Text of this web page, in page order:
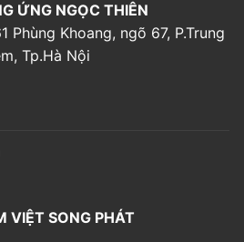
ỨNG NGỌC THIÊN
Phùng Khoang, ngõ 67, P.Trung
Tp.Hà Nội
VIỆT SONG PHÁT